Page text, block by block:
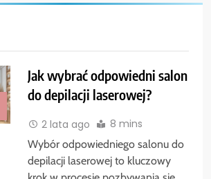
Jak wybrać odpowiedni salon
do depilacji laserowej?
2 lata ago 8 mins
Wybór odpowiedniego salonu do
depilacji laserowej to kluczowy